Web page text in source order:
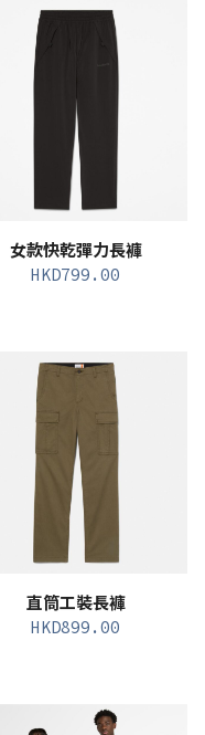
女款快乾彈力長褲
HKD799.00
直筒工裝長褲
HKD899.00